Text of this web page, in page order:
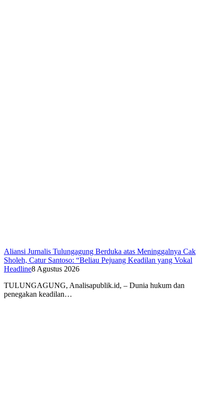
Aliansi Jurnalis Tulungagung Berduka atas Meninggalnya Cak
Sholeh, Catur Santoso: “Beliau Pejuang Keadilan yang Vokal
Headline8 Agustus 2026
​TULUNGAGUNG, Analisapublik.id, – Dunia hukum dan
penegakan keadilan…